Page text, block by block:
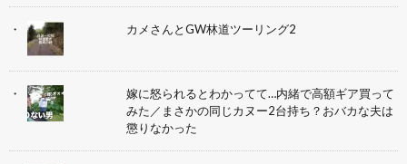
カメさんとGW林道ツーリング2
嫁に怒られるとわかってて…内緒で高額ギア買って
みた／まさかの同じカヌー2台持ち？おバカな夫は
懲りなかった